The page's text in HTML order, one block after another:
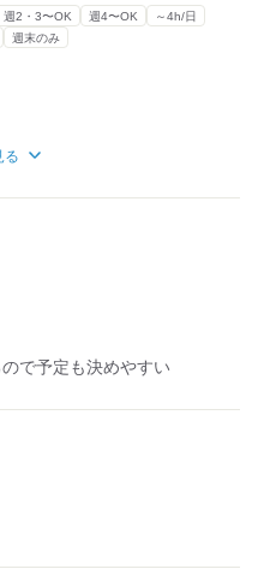
週2・3〜OK 週4〜OK
～4h/日
週末のみ
いて
る
で予定も決めやすい